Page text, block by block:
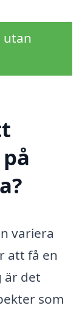
utan
variera
att få en
är det
som